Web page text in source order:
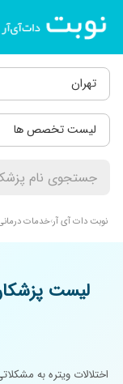
تهران
لیست تخصص ها
نوبت دات آی آر خدمات
لیست
اختلالات ویتره به